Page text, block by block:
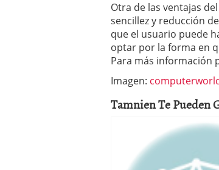
Otra de las ventajas del
sencillez y reducción
que el usuario puede
optar por la forma en
Para más información
Imagen:
Tamnien Te Pueden